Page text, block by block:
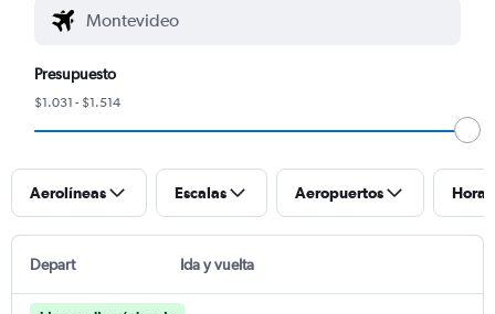
Presupuesto
$1.031 - $1.514
Aerolíneas Escalas Aeropuertos
Depart Ida y vuelta